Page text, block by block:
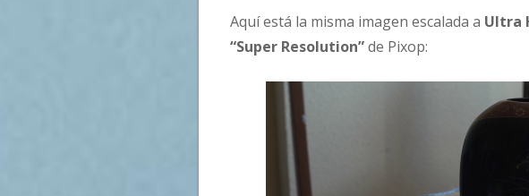
Aquí está la misma imagen escalada a Ultra
“Super Resolution”de Pixop: